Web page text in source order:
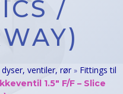
/
ventiler, rør » Fittings til
1.5″ F/F – Slice